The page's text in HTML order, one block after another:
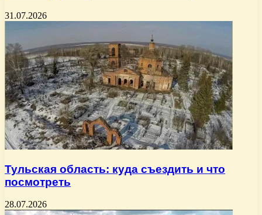
31.07.2026
Тульская область: куда съездить и что
посмотреть
28.07.2026